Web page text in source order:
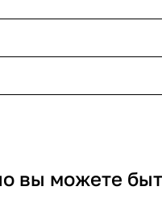
вы можете